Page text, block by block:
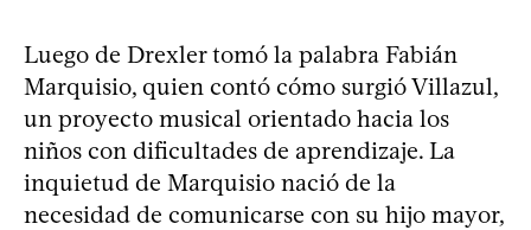
Luego de Drexler tomó la palabra Fabián
Marquisio, quien contó cómo surgió Villazul,
un proyecto musical orientado hacia los
niños con dificultades de aprendizaje. La
inquietud de Marquisio nació de la
necesidad de comunicarse con su hijo mayor,